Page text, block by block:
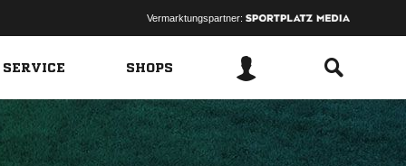
Vermarktungspartner:
SHOPS